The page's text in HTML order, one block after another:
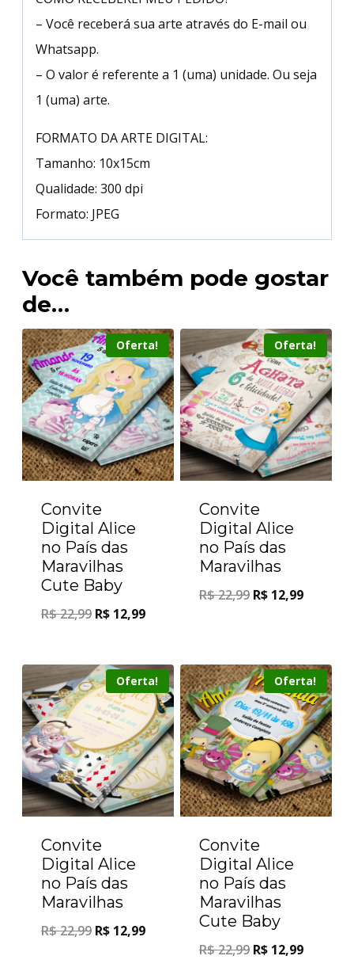
– Você receberá sua arte através do E-mail ou
Whatsapp.
– O valor é referente a 1 (uma) unidade. Ou seja
1 (uma) arte.
FORMATO DA ARTE DIGITAL:
Tamanho: 10x15cm
Qualidade: 300 dpi
Formato: JPEG
Você também pode gostar
de…
Oferta!
Convite
Digital Alice
no País das
Maravilhas
Cute Baby
R$22,99 R$ 12,99
Oferta!
Convite
Digital Alice
no País das
Maravilhas
R$22,99 R$ 12,99
Oferta!
Convite
Digital Alice
no País das
Maravilhas
R$22,99 R$ 12,99
Oferta!
Convite
Digital Alice
no País das
Maravilhas
Cute Baby
R$22,99 R$ 12,99